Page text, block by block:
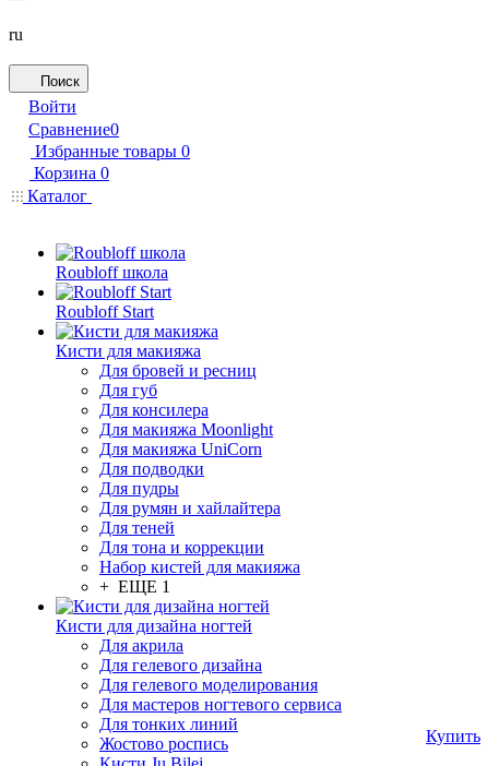
ru
Поиск
Войти
Сравнение0
Избранные товары 0
Корзина 0
Каталог
Roubloff школа
Roubloff Start
Кисти для макияжа
Для бровей и ресниц
Для губ
Для консилера
Для макияжа Moonlight
Для макияжа UniCorn
Для подводки
Для пудры
Для румян и хайлайтера
Для теней
Для тона и коррекции
Набор кистей для макияжа
+ ЕЩЕ 1
Кисти для дизайна ногтей
Для акрила
Для гелевого дизайна
Для гелевого моделирования
Для мастеров ногтевого сервиса
Для тонких линий
Жостово роспись
Купить